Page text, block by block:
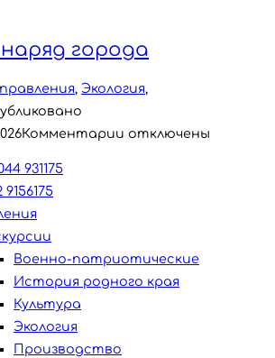
города
, Экология,
Комментарии отключены
931175
9156175
Военно-патриотические
История родного края
Культура
Экология
Производство